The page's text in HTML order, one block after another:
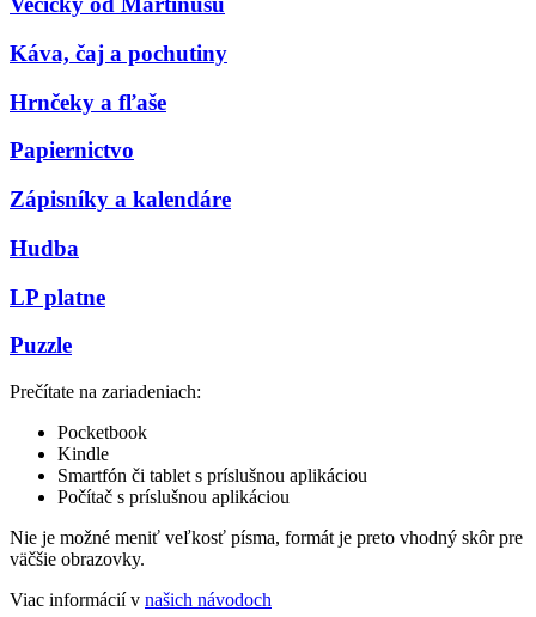
Káva, čaj a pochutiny
Hrnčeky a fľaše
Papiernictvo
Zápisníky a kalendáre
Hudba
LP platne
Puzzle
Prečítate na zariadeniach:
Pocketbook
Kindle
Smartfón či tablet s príslušnou aplikáciou
Počítač s príslušnou aplikáciou
Nie je možné meniť veľkosť písma, formát je preto vhodný skôr pre
väčšie obrazovky.
Viac informácií v našich návodoch